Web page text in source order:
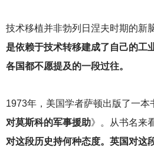
技术移植并非勃列日涅夫时期的新
是依赖于技术转移建成了自己的工
各国都不愿提及的一段过往。
1973年，美国学者萨顿出版了一本
对莫斯科的军事援助》。从书名来
对这段历史持何种态度。英国对这